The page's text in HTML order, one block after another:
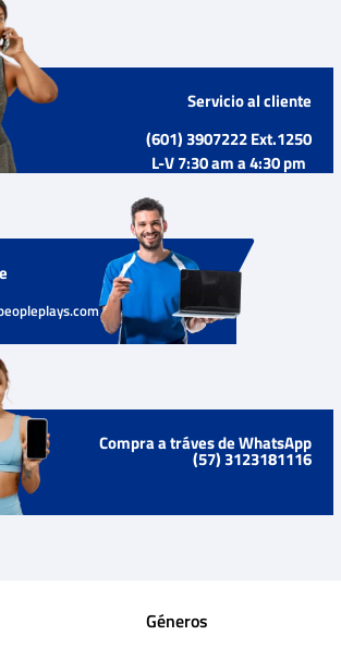
Servicio al cliente
(601) 3907222 Ext.1250
L-V 7:30 am a 4:30 pm
Compra a tráves de WhatsApp
(57) 3123181116
Géneros